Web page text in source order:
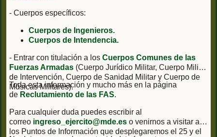
- Cuerpos específicos:
Cuerpos de Ingenieros.
Cuerpos de Intendencia.
- Entrar con titulación a los Cuerpos Comunes de las
Fuerzas Armadas (Cuerpo Jurídico Militar, Cuerpo Militar
de Intervención, Cuerpo de Sanidad Militar y Cuerpo de
Músicas Militares).
Toda esta información y mucho más en la página
de Reclutamiento de las FAS.
Para cualquier duda puedes escribir al
correo ingreso_ejercito@mde.es o venirnos a visitar a
los Puntos de Información que desplegaremos el 25 y el